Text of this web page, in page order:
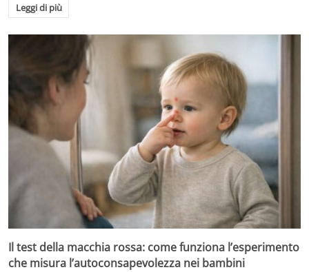
Leggi di più
Il test della macchia rossa: come funziona l’esperimento
che misura l’autoconsapevolezza nei bambini